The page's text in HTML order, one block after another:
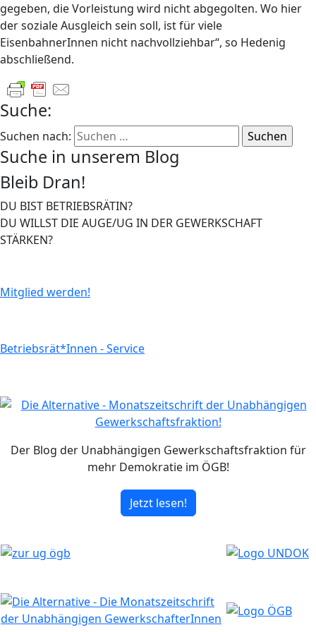
gegeben, die Vorleistung wird nicht abgegolten. Wo hier
der soziale Ausgleich sein soll, ist für viele
EisenbahnerInnen nicht nachvollziehbar“, so Hedenig
abschließend.
Suche:
Suchen nach:
Suche in unserem Blog
Bleib Dran!
DU BIST BETRIEBSRÄTIN?
DU WILLST DIE AUGE/UG IN DER GEWERKSCHAFT
STÄRKEN?
Mitglied werden!
Betriebsrät*Innen - Service
Der Blog der Unabhängigen Gewerkschaftsfraktion für
mehr Demokratie im ÖGB!
Jetzt lesen!